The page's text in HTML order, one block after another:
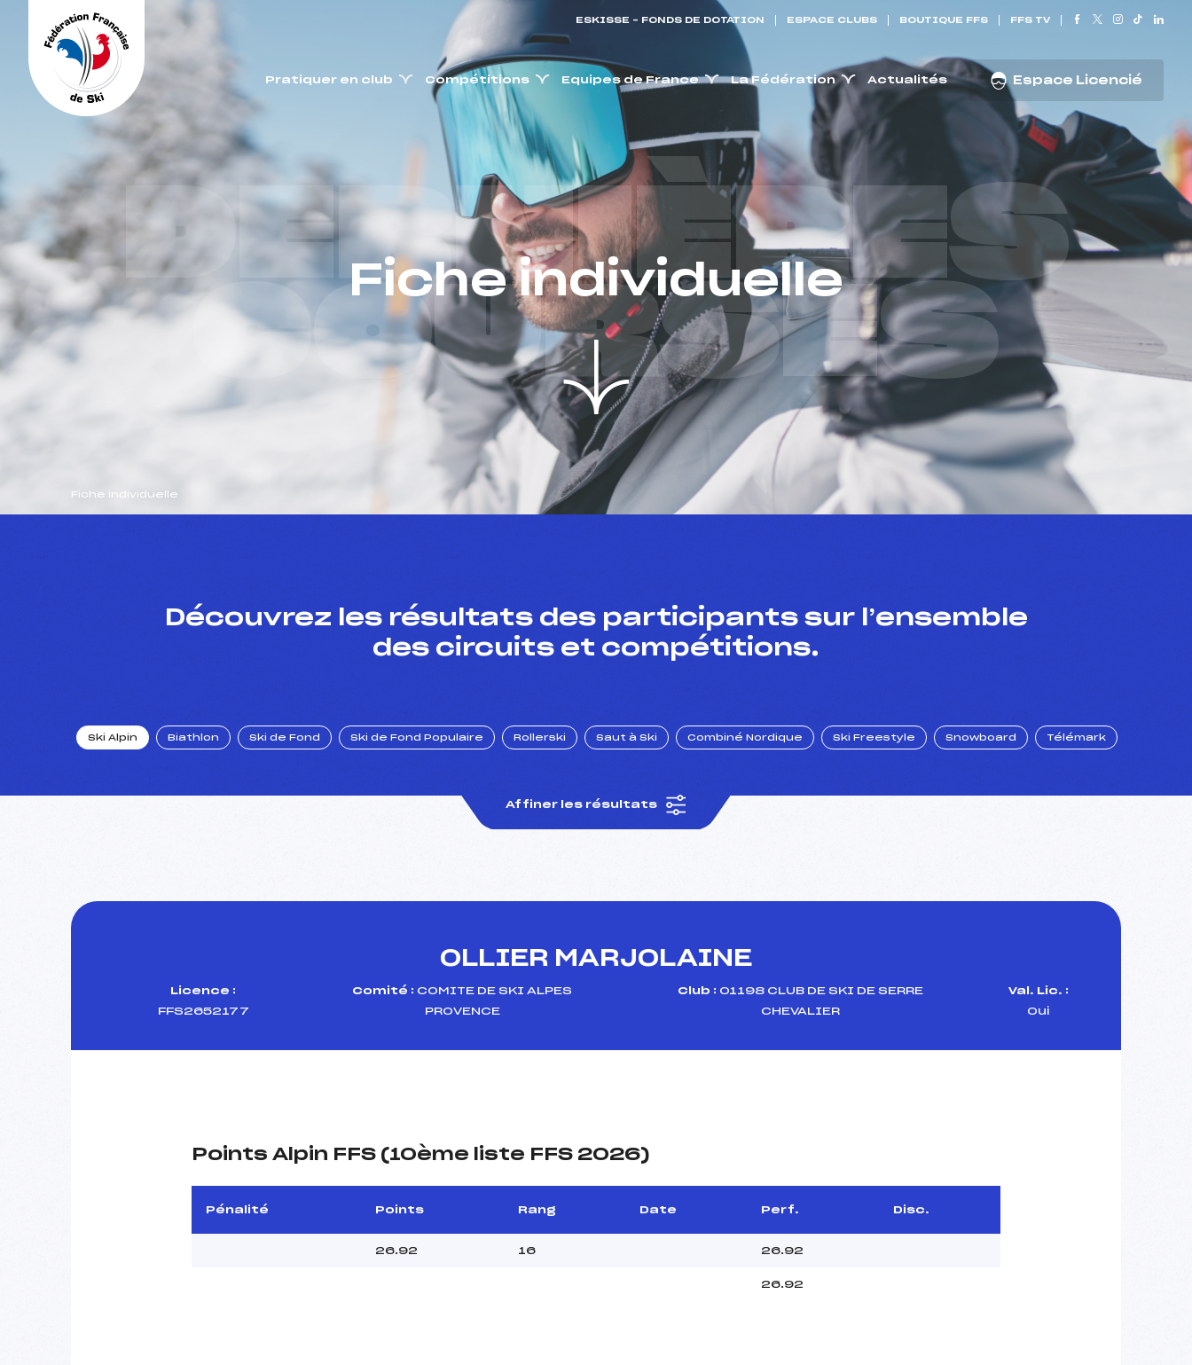
ESKISSE – FONDS DE DOTATION ESPACE CLUBS BOUTIQUE FFS FFS TV
Pratiquer en club Compétitions Equipes de France La Fédération Actualités Espace Licencié
DERNIÈRES
COURSES
Fiche individuelle
Fiche individuelle
Découvrez les résultats des participants sur l’ensemble
des circuits et compétitions.
Ski Alpin Biathlon Ski de Fond Ski de Fond Populaire Rollerski Saut à Ski Combiné Nordique Ski Freestyle Snowboard Télémark
Affiner les résultats
OLLIER MARJOLAINE
Licence :
FFS2652177
Comité : COMITE DE SKI ALPES
PROVENCE
Club : 01198 CLUB DE SKI DE SERRE
CHEVALIER
Val. Lic. :
Oui
Points Alpin FFS (10ème liste FFS 2026)
Pénalité Points Rang Date Perf. Disc.
26.92 16 26.92
26.92